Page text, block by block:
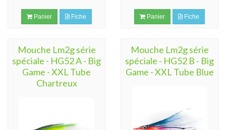
Panier Fiche Panier Fiche
Mouche Lm2g série
spéciale - HG52 A - Big
Game - XXL Tube
Chartreux
Mouche Lm2g série
spéciale - HG52 B - Big
Game - XXL Tube Blue